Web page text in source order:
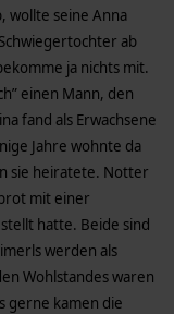
wollte seine Anna
ab
ja nichts mit.
einen Mann, den
fand als Erwachsene
Jahre wohnte da
sie heiratete. Notter
mit einer
hatte. Beide sind
werden als
Wohlstandes waren
gerne kamen die